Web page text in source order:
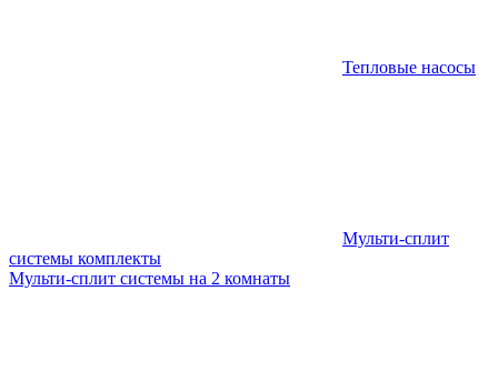
Тепловые насосы
Мульти-сплит
системы комплекты
Мульти-сплит системы на 2 комнаты